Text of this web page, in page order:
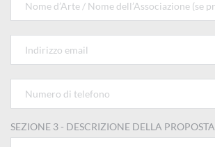
SEZIONE 3 - DESCRIZIONE DELLA PROPOSTA